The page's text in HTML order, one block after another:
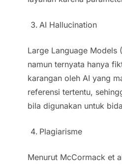
AI Hallucination
Large Language Models
namun ternyata hanya
karangan oleh AI yang
referensi tertentu,
bila digunakan untuk
Plagiarisme
Menurut McCormack et